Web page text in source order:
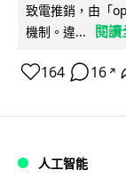
致電推銷，由「
機制。違...
閱
164 16 ↗
人工智能